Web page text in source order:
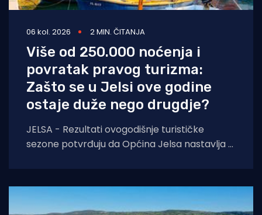
06 kol. 2026 2 MIN. ČITANJA
Više od 250.000 noćenja i
povratak pravog turizma:
Zašto se u Jelsi ove godine
ostaje duže nego drugdje?
JELSA - Rezultati ovogodišnje turističke
sezone potvrđuju da Općina Jelsa nastavlja u